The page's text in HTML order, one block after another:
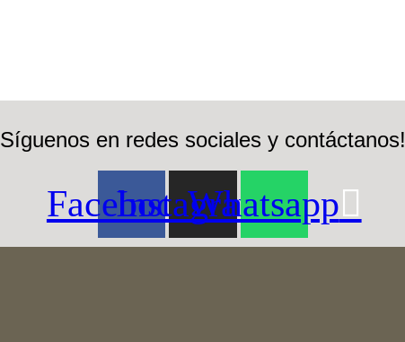
Síguenos en redes sociales y contáctanos!
Facebook
Instagram
Whatsapp